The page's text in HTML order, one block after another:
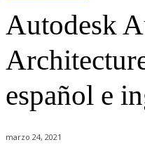
Autodesk
español e
marzo 24, 2021